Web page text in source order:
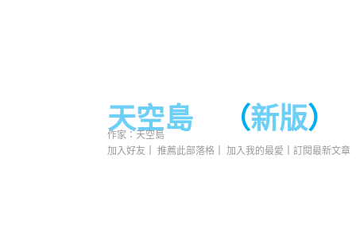
天空島 （新版）
加入好友 推薦此部落格 加入我的最愛 訂閱最新文章
作家：天空島